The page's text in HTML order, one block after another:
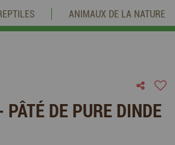
ANIMAUX DE LA NATURE
DE PURE DINDE